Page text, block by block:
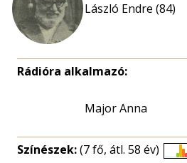
László Endre (84)
Rádióra alkalmazó:
Major Anna
Színészek:(7 fő, átl. 58 év)